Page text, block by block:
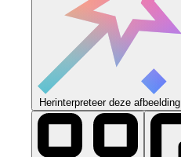
Herinterpreteer deze afbeelding